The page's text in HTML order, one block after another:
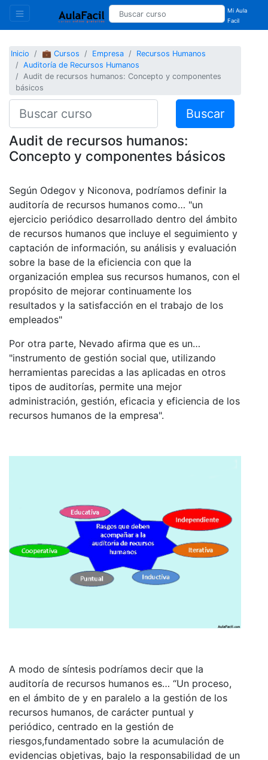
Mi Aula
Facil
Inicio 💼 Cursos Empresa
Recursos Humanos
Auditoría de Recursos Humanos
Audit de recursos humanos: Concepto y componentes
básicos
Buscar
Audit de recursos humanos:
Concepto y componentes básicos
Según Odegov y Niconova, podríamos definir la
auditoría de recursos humanos como… "un
ejercicio periódico desarrollado dentro del ámbito
de recursos humanos que incluye el seguimiento y
captación de información, su análisis y evaluación
sobre la base de la eficiencia con que la
organización emplea sus recursos humanos, con el
propósito de mejorar continuamente los
resultados y la satisfacción en el trabajo de los
empleados"
Por otra parte, Nevado afirma que es un…
"instrumento de gestión social que, utilizando
herramientas parecidas a las aplicadas en otros
tipos de auditorías, permite una mejor
administración, gestión, eficacia y eficiencia de los
recursos humanos de la empresa".
A modo de síntesis podríamos decir que la
auditoría de recursos humanos es… “Un proceso,
en el ámbito de y en paralelo a la gestión de los
recursos humanos, de carácter puntual y
periódico, centrado en la gestión de
riesgos,fundamentado sobre la acumulación de
evidencias objetivas, bajo la responsabilidad de un